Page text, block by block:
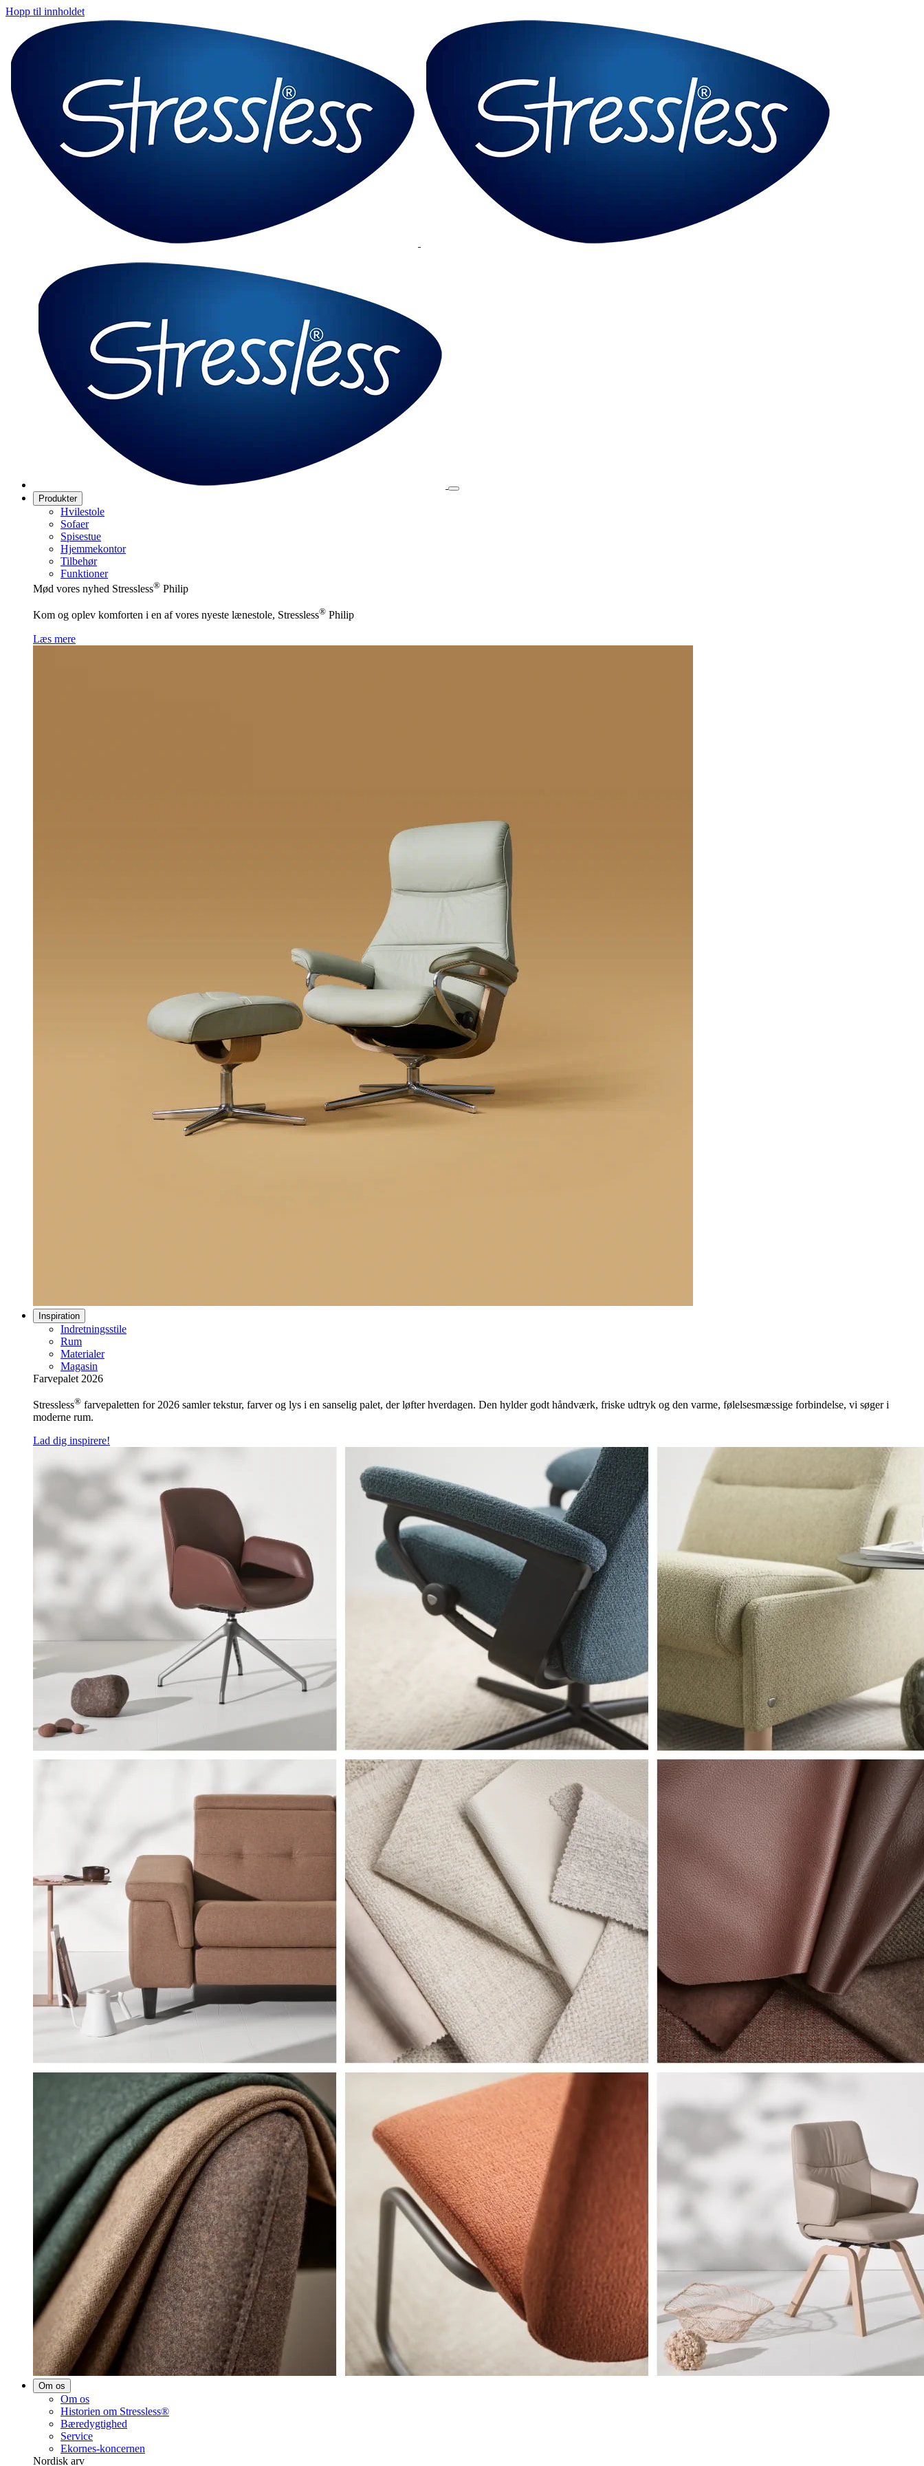
Hopp til innholdet
Produkter
Hvilestole
Sofaer
Spisestue
Hjemmekontor
Tilbehør
Funktioner
Mød vores nyhed Stressless® Philip
Kom og oplev komforten i en af vores nyeste lænestole, Stressless® Philip
Læs mere
Inspiration
Indretningsstile
Rum
Materialer
Magasin
Farvepalet 2026
Stressless® farvepaletten for 2026 samler tekstur, farver og lys i en sanselig palet, der løfter hverdagen. Den hylder godt håndværk, friske udtryk og den varme, følelsesmæssige forbindelse, vi søger i
moderne rum.
Lad dig inspirere!
Om os
Om os
Historien om Stressless®
Bæredygtighed
Service
Ekornes-koncernen
Nordisk arv